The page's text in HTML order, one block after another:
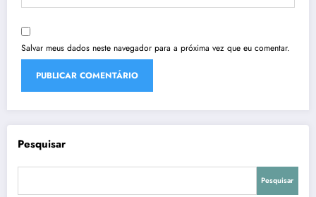
Salvar meus dados neste navegador para a próxima vez que eu comentar.
Pesquisar
Pesquisar